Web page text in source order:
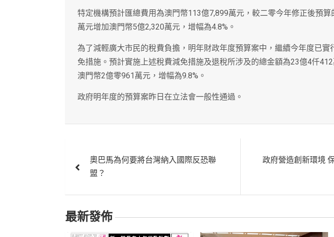
特定機構預計匯總費用為澳門幣113億7,899萬元，較二零今年修正後預算
萬元增加澳門幣5億2,320萬元，增幅為4.8%。
為了減輕廣大市民的稅費負擔，明年財政年度預算案中，繼續今年度已實
免措施。預計實施上述稅費減免措施及退稅所涉及的總金額為23億4仟
澳門幣2億零961萬元，增幅為9.8%。
政府明年度的預算案昨日在立法會一般性通過。
章
覽
奧巴馬為何要將台灣納入國際反恐聯
盟？
政府營造創新環境
最新發佈